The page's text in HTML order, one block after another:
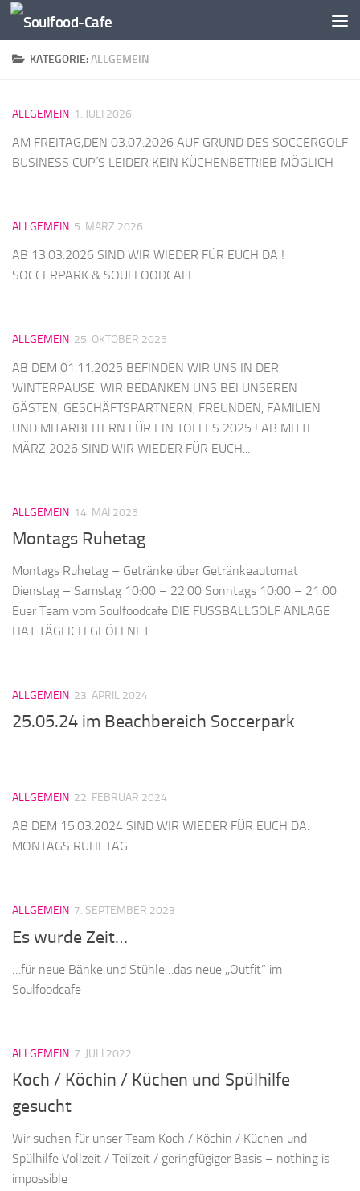
Zum Inhalt springen
KATEGORIE:ALLGEMEIN
ALLGEMEIN 1. JULI 2026
AM FREITAG,DEN 03.07.2026 AUF GRUND DES SOCCERGOLF
BUSINESS CUP´S LEIDER KEIN KÜCHENBETRIEB MÖGLICH
ALLGEMEIN 5. MÄRZ 2026
AB 13.03.2026 SIND WIR WIEDER FÜR EUCH DA !
SOCCERPARK & SOULFOODCAFE
ALLGEMEIN 25. OKTOBER 2025
AB DEM 01.11.2025 BEFINDEN WIR UNS IN DER
WINTERPAUSE. WIR BEDANKEN UNS BEI UNSEREN
GÄSTEN, GESCHÄFTSPARTNERN, FREUNDEN, FAMILIEN
UND MITARBEITERN FÜR EIN TOLLES 2025 ! AB MITTE
MÄRZ 2026 SIND WIR WIEDER FÜR EUCH...
ALLGEMEIN 14. MAI 2025
Montags Ruhetag
Montags Ruhetag – Getränke über Getränkeautomat
Dienstag – Samstag 10:00 – 22:00 Sonntags 10:00 – 21:00
Euer Team vom Soulfoodcafe DIE FUSSBALLGOLF ANLAGE
HAT TÄGLICH GEÖFFNET
ALLGEMEIN 23. APRIL 2024
25.05.24 im Beachbereich Soccerpark
ALLGEMEIN 22. FEBRUAR 2024
AB DEM 15.03.2024 SIND WIR WIEDER FÜR EUCH DA.
MONTAGS RUHETAG
ALLGEMEIN 7. SEPTEMBER 2023
Es wurde Zeit…
…für neue Bänke und Stühle…das neue ,,Outfit“ im
Soulfoodcafe
ALLGEMEIN 7. JULI 2022
Koch / Köchin / Küchen und Spülhilfe
gesucht
Wir suchen für unser Team Koch / Köchin / Küchen und
Spülhilfe Vollzeit / Teilzeit / geringfügiger Basis – nothing is
impossible